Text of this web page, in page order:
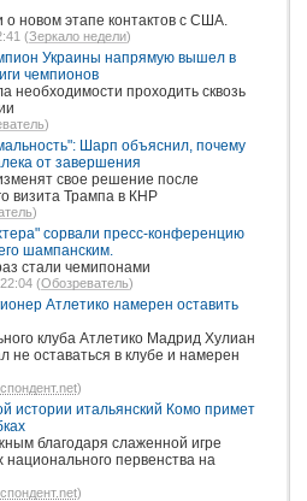
о новом этапе контактов с США.
(Зеркало недели)
Украины напрямую вышел в
чемпионов
необходимости проходить сквозь
)
Шарп объяснил, почему
от завершения
свое решение после
визита Трампа в КНР
)
сорвали пресс-конференцию
шампанским.
стали чемипонами
(Обозреватель)
Атлетико намерен оставить
клуба Атлетико Мадрид Хулиан
не оставаться в клубе и намерен
)
истории итальянский Комо примет
благодаря слаженной игре
национального первенства на
)